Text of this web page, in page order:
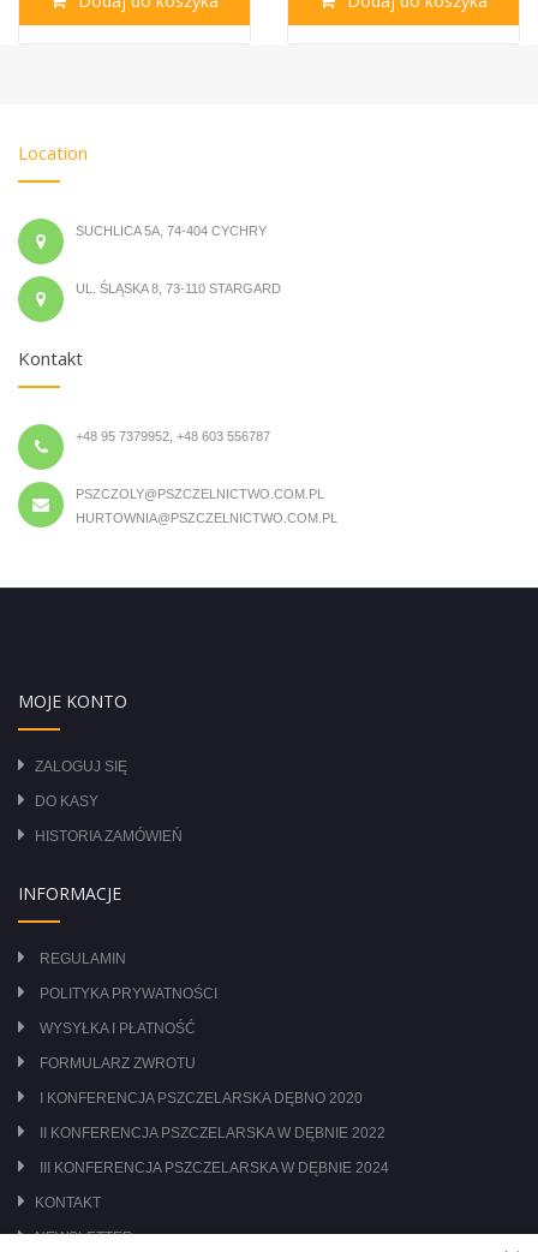
Location
SUCHLICA 5A, 74-404 CYCHRY
UL. ŚLĄSKA 8, 73-110 STARGARD
Kontakt
+48 95 7379952, +48 603 556787
PSZCZOLY@PSZCZELNICTWO.COM.PL
HURTOWNIA@PSZCZELNICTWO.COM.PL
MOJE KONTO
ZALOGUJ SIĘ
DO KASY
HISTORIA ZAMÓWIEŃ
INFORMACJE
REGULAMIN
POLITYKA PRYWATNOŚCI
WYSYŁKA I PŁATNOŚĆ
FORMULARZ ZWROTU
I KONFERENCJA PSZCZELARSKA DĘBNO 2020
II KONFERENCJA PSZCZELARSKA W DĘBNIE 2022
III KONFERENCJA PSZCZELARSKA W DĘBNIE 2024
KONTAKT
NEWSLETTER